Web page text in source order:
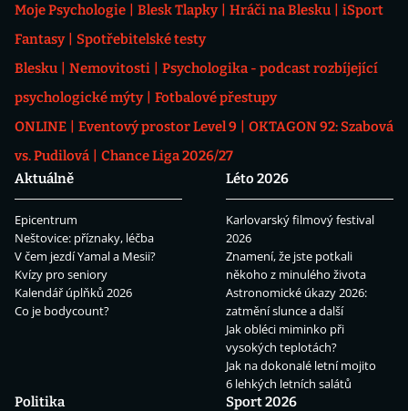
Moje Psychologie Blesk Tlapky Hráči na Blesku
iSport
Fantasy
Spotřebitelské testy
Blesku
Nemovitosti
Psychologika - podcast rozbíjející
psychologické mýty
Fotbalové přestupy
ONLINE
Eventový prostor Level 9
OKTAGON 92: Szabová
vs. Pudilová
Chance Liga 2026/27
Aktuálně
Epicentrum
Neštovice: příznaky, léčba
V čem jezdí Yamal a Mesii?
Kvízy pro seniory
Kalendář úplňků 2026
Co je bodycount?
Léto 2026
Karlovarský filmový festival
2026
Znamení, že jste potkali
někoho z minulého života
Astronomické úkazy 2026:
zatmění slunce a další
Jak obléci miminko při
vysokých teplotách?
Jak na dokonalé letní mojito
6 lehkých letních salátů
Politika
Sport 2026